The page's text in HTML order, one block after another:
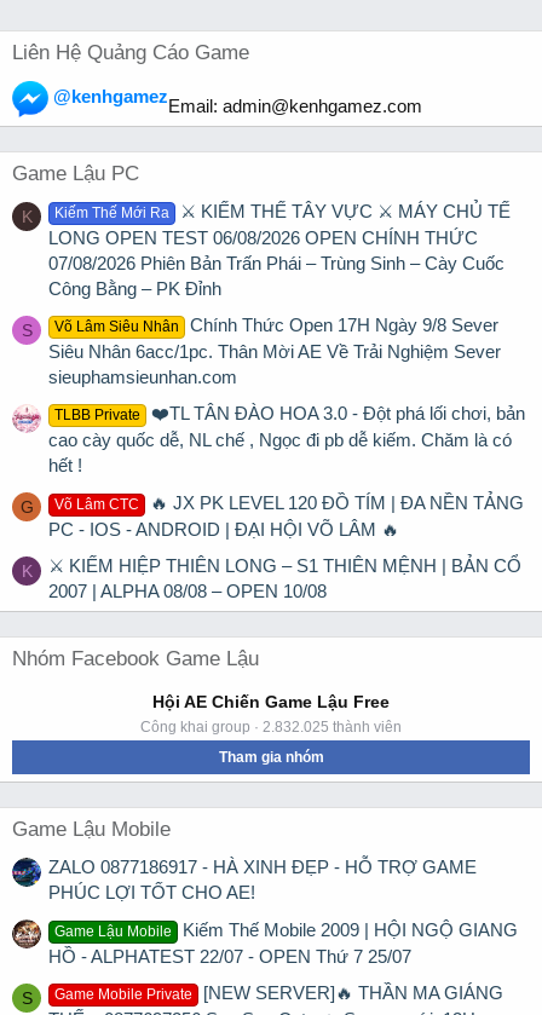
Liên Hệ Quảng Cáo Game
@kenhgamezEmail: admin@kenhgamez.com
Game Lậu PC
K Kiếm Thế Mới Ra
⚔️ KIẾM THẾ TÂY VỰC ⚔️ MÁY CHỦ TẾ
LONG OPEN TEST 06/08/2026 OPEN CHÍNH THỨC
07/08/2026 Phiên Bản Trấn Phái – Trùng Sinh – Cày Cuốc
Công Bằng – PK Đỉnh
S Võ Lâm Siêu Nhân
Chính Thức Open 17H Ngày 9/8 Sever
Siêu Nhân 6acc/1pc. Thân Mời AE Về Trải Nghiệm Sever
sieuphamsieunhan.com
TLBB Private
❤️TL TÂN ĐÀO HOA 3.0 - Đột phá lối chơi, bản
cao cày quốc dễ, NL chế , Ngọc đi pb dễ kiếm. Chăm là có
hết !
G Võ Lâm CTC
🔥 JX PK LEVEL 120 ĐỒ TÍM | ĐA NỀN TẢNG
PC - IOS - ANDROID | ĐẠI HỘI VÕ LÂM 🔥
K
⚔ KIẾM HIỆP THIÊN LONG – S1 THIÊN MỆNH | BẢN CỔ
2007 | ALPHA 08/08 – OPEN 10/08
Nhóm Facebook Game Lậu
Hội AE Chiến Game Lậu Free
Công khai group · 2.832.025 thành viên
Tham gia nhóm
Game Lậu Mobile
ZALO 0877186917 - HÀ XINH ĐẸP - HỖ TRỢ GAME
PHÚC LỢI TỐT CHO AE!
Game Lậu Mobile
Kiếm Thế Mobile 2009 | HỘI NGỘ GIANG
HỒ - ALPHATEST 22/07 - OPEN Thứ 7 25/07
S Game Mobile Private
[NEW SERVER]🔥 THẦN MA GIÁNG